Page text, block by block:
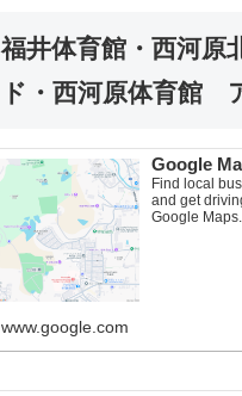
福井体育館・西河原
ド・西河原体育館
Google
Find local
and get
Google Maps.
www.google.com